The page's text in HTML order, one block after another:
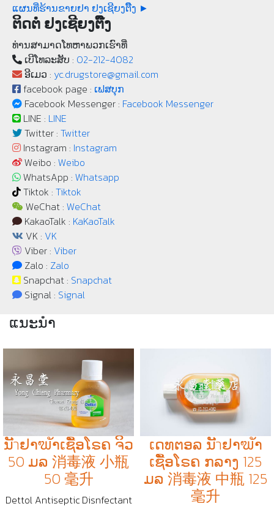
ແຜນທີ່ຮ້ານຂາຍຢາ ຢງເຊີຍງຕຶ໊ງ ►
ຕິດຕໍ່ ຢງເຊີຍງຕຶ໊ງ
ທ່ານສາມາດໂທຫາພວກເຮົາທີ່
ເບີ​ໂທລະ​ສັບ : 02-212-4082
ອີເມວ : yc.drugstore@gmail.com
facebook page : ເຟສບຸກ
Facebook Messenger : Facebook Messenger
LINE : LINE
Twitter : Twitter
Instagram : Instagram
Weibo : Weibo
WhatsApp : Whatsapp
Tiktok : Tiktok
WeChat : WeChat
KakaoTalk : KaKaoTalk
VK : VK
Viber : Viber
Zalo : Zalo
Snapchat : Snapchat
Signal : Signal
ແນະນຳ
ນັำຢາຆັາເຊືັອໂຣຄ ຈິິວ
50 ມລ 消毒液 小瓶
50 毫升
Dettol Antiseptic Disnfectant
ເດທຕອລ ນັำຢາຆັາ
ເຊືັອໂຣຄ ກລາງ 125
ມລ 消毒液 中瓶 125
毫升